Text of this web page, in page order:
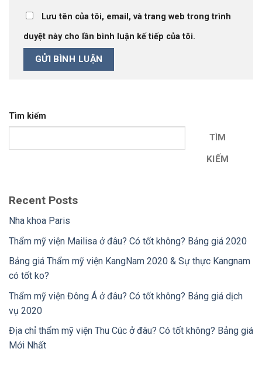
Lưu tên của tôi, email, và trang web trong trình
duyệt này cho lần bình luận kế tiếp của tôi.
Tìm kiếm
TÌM
KIẾM
Recent Posts
Nha khoa Paris
Thẩm mỹ viện Mailisa ở đâu? Có tốt không? Bảng giá 2020
Bảng giá Thẩm mỹ viện KangNam 2020 & Sự thực Kangnam
có tốt ko?
Thẩm mỹ viện Đông Á ở đâu? Có tốt không? Bảng giá dịch
vụ 2020
Địa chỉ thẩm mỹ viện Thu Cúc ở đâu? Có tốt không? Bảng giá
Mới Nhất